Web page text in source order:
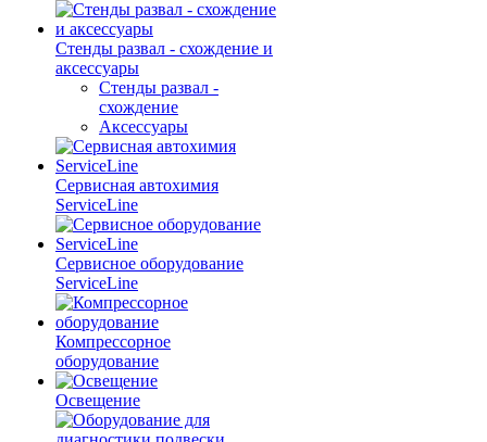
Стенды развал - схождение и
аксессуары
Стенды развал -
схождение
Аксессуары
Сервисная автохимия
ServiceLine
Сервисное оборудование
ServiceLine
Компрессорное
оборудование
Освещение